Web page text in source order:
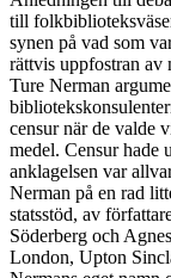
till
synen på vad som
rättvis uppfostran av
Ture Nerman
censur när de valde
medel. Censur hade
anklagelsen var
Nerman på en rad
statsstöd, av
Söderberg och
London, Upton